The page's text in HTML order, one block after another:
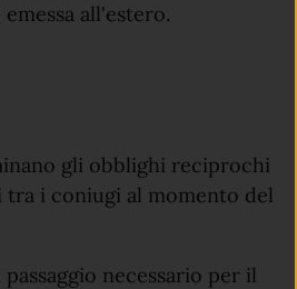
all'estero.
gli obblighi reciprochi
i coniugi al momento del
passaggio necessario per il